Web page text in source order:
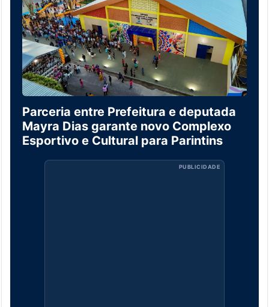
Parceria entre Prefeitura e deputada
Mayra Dias garante novo Complexo
Esportivo e Cultural para Parintins
PUBLICIDADE